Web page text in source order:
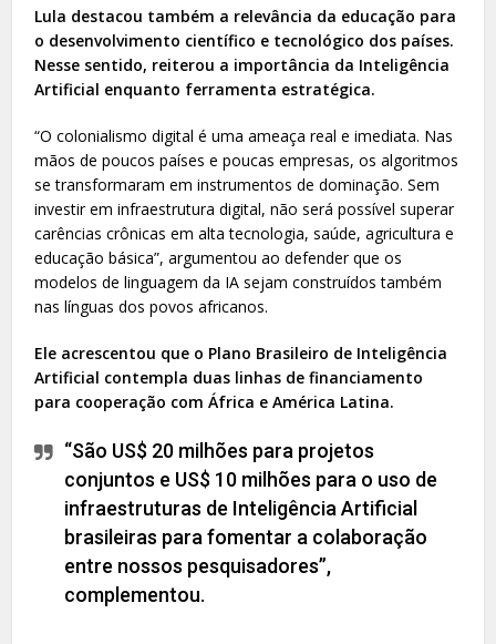
Lula destacou também a relevância da educação para
o desenvolvimento científico e tecnológico dos países.
Nesse sentido, reiterou a importância da Inteligência
Artificial enquanto ferramenta estratégica.
“O colonialismo digital é uma ameaça real e imediata. Nas
mãos de poucos países e poucas empresas, os algoritmos
se transformaram em instrumentos de dominação. Sem
investir em infraestrutura digital, não será possível superar
carências crônicas em alta tecnologia, saúde, agricultura e
educação básica”, argumentou ao defender que os
modelos de linguagem da IA sejam construídos também
nas línguas dos povos africanos.
Ele acrescentou que o Plano Brasileiro de Inteligência
Artificial contempla duas linhas de financiamento
para cooperação com África e América Latina.
“São US$ 20 milhões para projetos
conjuntos e US$ 10 milhões para o uso de
infraestruturas de Inteligência Artificial
brasileiras para fomentar a colaboração
entre nossos pesquisadores”,
complementou.